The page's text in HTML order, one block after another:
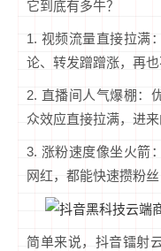
它到底有多牛？
1. 视频流量直接拉满
论、转发蹭蹭涨，再也
2. 直播间人气爆棚：
众效应直接拉满，进来
3. 涨粉速度像坐火箭
网红，都能快速攒粉
简单来说，抖音镭射